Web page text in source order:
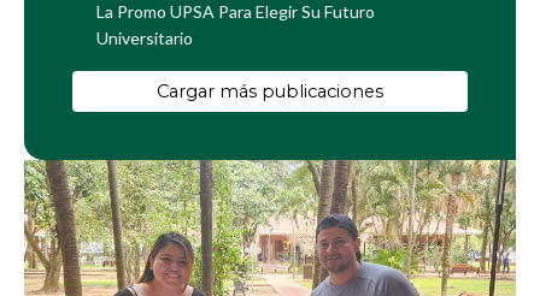
La Promo UPSA Para Elegir Su Futuro
Universitario
Cargar más publicaciones